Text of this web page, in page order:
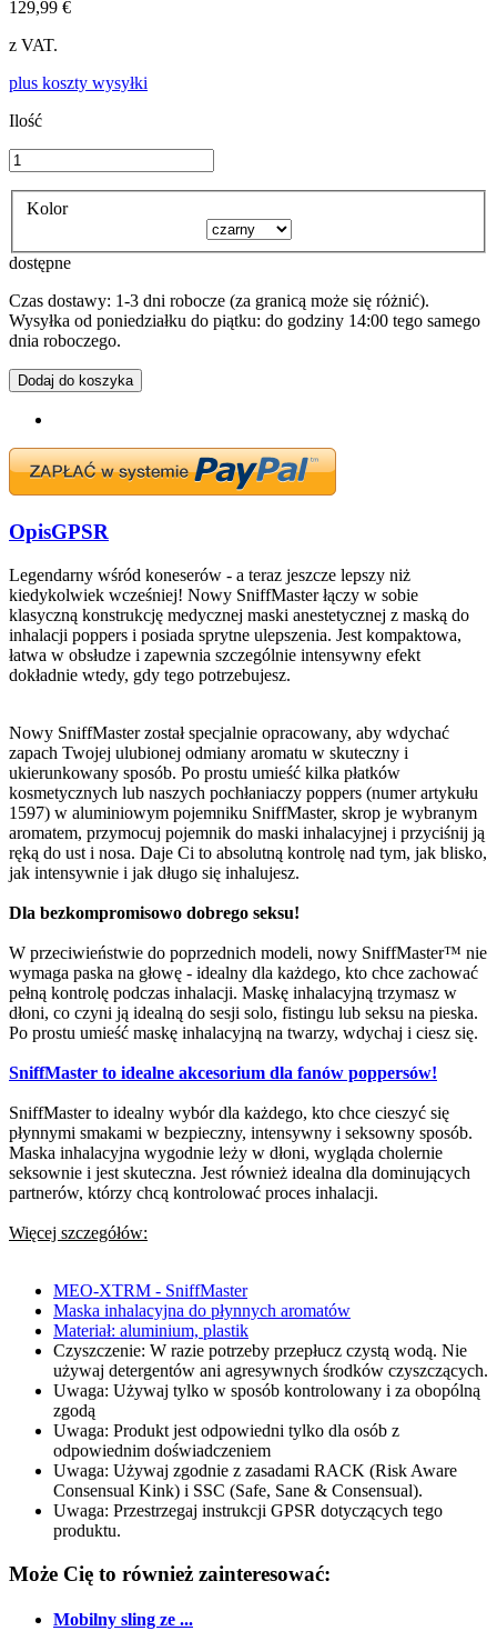
129,99 €
z VAT.
plus koszty wysyłki
Ilość
Kolor
dostępne
Czas dostawy: 1-3 dni robocze (za granicą może się różnić).
Wysyłka od poniedziałku do piątku: do godziny 14:00 tego samego
dnia roboczego.
Dodaj do koszyka
OpisGPSR
Legendarny wśród koneserów - a teraz jeszcze lepszy niż
kiedykolwiek wcześniej! Nowy SniffMaster łączy w sobie
klasyczną konstrukcję medycznej maski anestetycznej z maską do
inhalacji poppers i posiada sprytne ulepszenia. Jest kompaktowa,
łatwa w obsłudze i zapewnia szczególnie intensywny efekt
dokładnie wtedy, gdy tego potrzebujesz.
Nowy SniffMaster został specjalnie opracowany, aby wdychać
zapach Twojej ulubionej odmiany aromatu w skuteczny i
ukierunkowany sposób. Po prostu umieść kilka płatków
kosmetycznych lub naszych pochłaniaczy poppers (numer artykułu
1597) w aluminiowym pojemniku SniffMaster, skrop je wybranym
aromatem, przymocuj pojemnik do maski inhalacyjnej i przyciśnij ją
ręką do ust i nosa. Daje Ci to absolutną kontrolę nad tym, jak blisko,
jak intensywnie i jak długo się inhalujesz.
Dla bezkompromisowo dobrego seksu!
W przeciwieństwie do poprzednich modeli, nowy SniffMaster™ nie
wymaga paska na głowę - idealny dla każdego, kto chce zachować
pełną kontrolę podczas inhalacji. Maskę inhalacyjną trzymasz w
dłoni, co czyni ją idealną do sesji solo, fistingu lub seksu na pieska.
Po prostu umieść maskę inhalacyjną na twarzy, wdychaj i ciesz się.
SniffMaster to idealne akcesorium dla fanów poppersów!
SniffMaster to idealny wybór dla każdego, kto chce cieszyć się
płynnymi smakami w bezpieczny, intensywny i seksowny sposób.
Maska inhalacyjna wygodnie leży w dłoni, wygląda cholernie
seksownie i jest skuteczna. Jest również idealna dla dominujących
partnerów, którzy chcą kontrolować proces inhalacji.
Więcej szczegółów:
MEO-XTRM - SniffMaster
Maska inhalacyjna do płynnych aromatów
Materiał: aluminium, plastik
Czyszczenie: W razie potrzeby przepłucz czystą wodą. Nie
używaj detergentów ani agresywnych środków czyszczących.
Uwaga: Używaj tylko w sposób kontrolowany i za obopólną
zgodą
Uwaga: Produkt jest odpowiedni tylko dla osób z
odpowiednim doświadczeniem
Uwaga: Używaj zgodnie z zasadami RACK (Risk Aware
Consensual Kink) i SSC (Safe, Sane & Consensual).
Uwaga: Przestrzegaj instrukcji GPSR dotyczących tego
produktu.
Może Cię to również zainteresować:
Mobilny sling ze ...